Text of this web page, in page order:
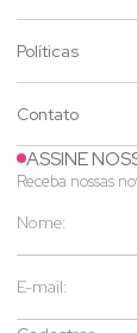
Políticas
Contato
ASSINE
Receba nossas